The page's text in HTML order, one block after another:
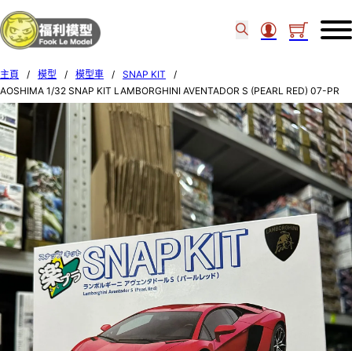
主頁 / 模型 / 模型車 / SNAP KIT
/
AOSHIMA 1/32 SNAP KIT LAMBORGHINI AVENTADOR S (PEARL RED) 07-PR
06816